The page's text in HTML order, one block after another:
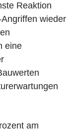
Reaktion
wieder
eine
am